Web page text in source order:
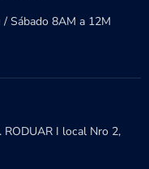
Sábado 8AM a 12M
RODUAR I local Nro 2,